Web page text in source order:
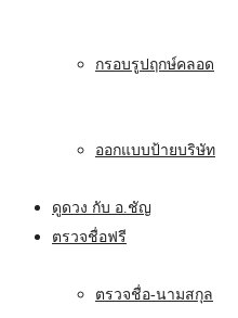
กรอบรูปฤกษ์คลอด
ออกแบบป้ายบริษัท
ดูดวง กับ อ.ชัญ
ตรวจชื่อฟรี
ตรวจชื่อ-นามสกุล